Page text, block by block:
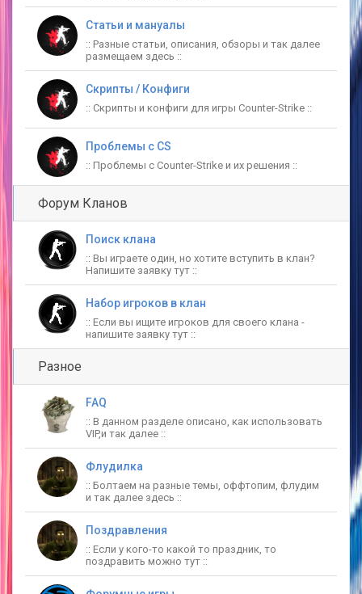
Статьи и мануалы
:: Разные статьи, описания, обзоры и так далее
размещаем здесь ::
Скрипты / Конфиги
:: Скрипты и конфиги для игры Counter-Strike ::
Проблемы c CS
:: Проблемы с Counter-Strike и их решения ::
Форум Кланов
Поиск клана
:: Вы играете один, но хотите вступить в клан?
Напишите заявку тут ::
Набор игроков в клан
:: Если вы ищите игроков для своего клана -
напишите заявку тут ::
Разное
FAQ
:: В данном разделе описано, как использовать
VIP,и так далее ::
Флудилка
:: Болтаем на разные темы, оффтопим, флудим
и так далее здесь ::
Поздравления
:: Если у кого-то какой то праздник, то
поздравить можно тут ::